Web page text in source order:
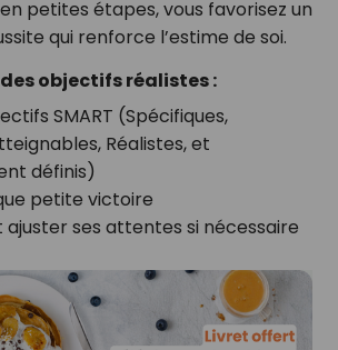
petites étapes, vous favorisez un
qui renforce l’estime de soi.
objectifs réalistes :
SMART (Spécifiques,
Réalistes, et
définis)
petite victoire
ajuster ses attentes si nécessaire